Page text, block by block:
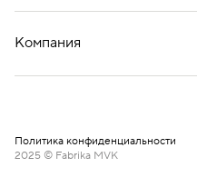
Компания
2025 © Fabrika MVK
Политика конфиденциальности